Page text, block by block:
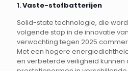
1.Vaste-stofbatterijen
Solid-state technologie, die
volgende stap in de innovatie
verwachting tegen 2025
Met een hogere
en verbeterde veiligheid kunnen